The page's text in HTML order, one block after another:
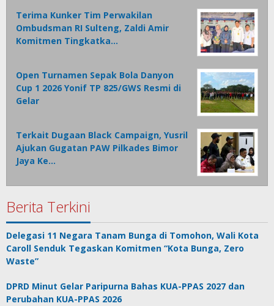
Terima Kunker Tim Perwakilan
Ombudsman RI Sulteng, Zaldi Amir
Komitmen Tingkatka…
Open Turnamen Sepak Bola Danyon
Cup 1 2026 Yonif TP 825/GWS Resmi di
Gelar
Terkait Dugaan Black Campaign, Yusril
Ajukan Gugatan PAW Pilkades Bimor
Jaya Ke…
Berita Terkini
Delegasi 11 Negara Tanam Bunga di Tomohon, Wali Kota
Caroll Senduk Tegaskan Komitmen “Kota Bunga, Zero
Waste”
DPRD Minut Gelar Paripurna Bahas KUA-PPAS 2027 dan
Perubahan KUA-PPAS 2026